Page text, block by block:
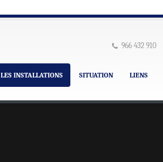
966 432 910
LES INSTALLATIONS SITUATION LIENS